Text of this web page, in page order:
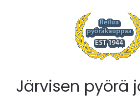
Järvisen pyörä